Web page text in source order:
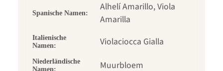
Spanische Namen:
Alhelí Amarillo, Viola
Amarilla
Italienische
Namen:
Violaciocca Gialla
Niederländische
Namen:
Muurbloem